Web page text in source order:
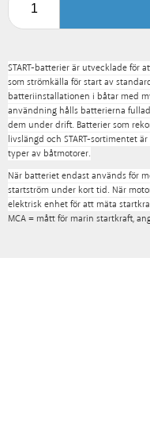
START-batterier är utvecklade för
som strömkälla för start av
batteriinstallationen i båtar med
användning hålls batterierna
dem under drift. Batterier som
livslängd och START-sortimentet
typer av båtmotorer.
När batteriet endast används för
startström under kort tid. När
elektrisk enhet för att mäta
MCA = mått för marin startkraft,